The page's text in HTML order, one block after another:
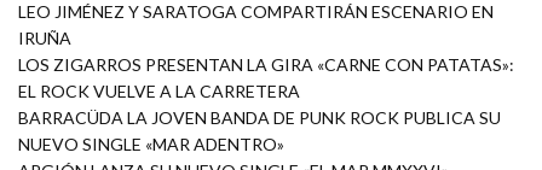
LEO JIMÉNEZ Y SARATOGA COMPARTIRÁN ESCENARIO EN
IRUÑA
LOS ZIGARROS PRESENTAN LA GIRA «CARNE CON PATATAS»:
EL ROCK VUELVE A LA CARRETERA
BARRACÜDA LA JOVEN BANDA DE PUNK ROCK PUBLICA SU
NUEVO SINGLE «MAR ADENTRO»